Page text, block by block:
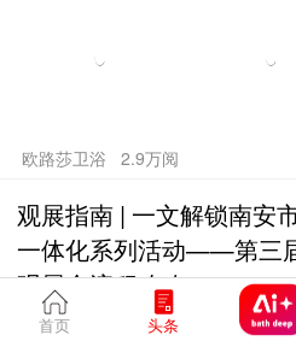
欧路莎卫浴 2.9万阅
观展指南 | 一文解锁​南安
一体化系列活动——第三
观展全流程攻略~
首页 头条